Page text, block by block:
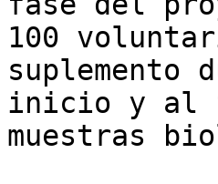
100
suplemento
inicio y al
muestras